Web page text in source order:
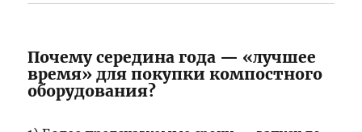
Почему середина года — «лучшее
время» для покупки компостного
оборудования?